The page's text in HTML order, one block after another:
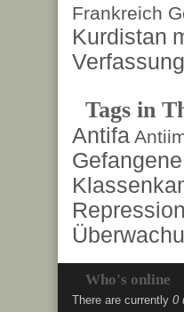
Frankreich
Kurdistan
Tags in
Antifa
Gefangene
Repression
Who's online
There are currently 0